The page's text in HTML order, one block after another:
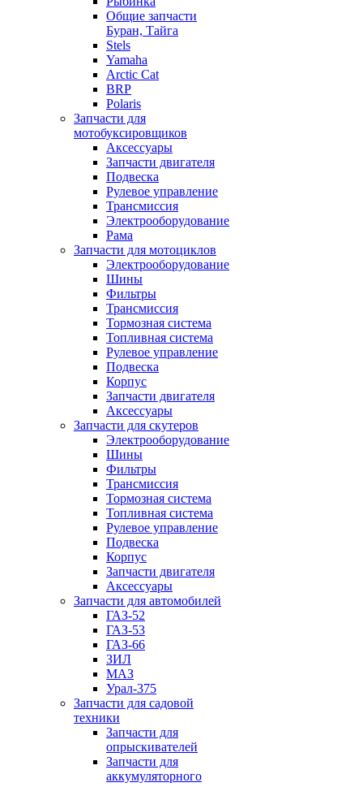
Общие запчасти
Буран, Тайга
Stels
Yamaha
Arctic Cat
BRP
Polaris
Запчасти для
мотобуксировщиков
Аксессуары
Запчасти двигателя
Подвеска
Рулевое управление
Трансмиссия
Электрооборудование
Рама
Запчасти для мотоциклов
Электрооборудование
Шины
Фильтры
Трансмиссия
Тормозная система
Топливная система
Рулевое управление
Подвеска
Корпус
Запчасти двигателя
Аксессуары
Запчасти для скутеров
Электрооборудование
Шины
Фильтры
Трансмиссия
Тормозная система
Топливная система
Рулевое управление
Подвеска
Корпус
Запчасти двигателя
Аксессуары
Запчасти для автомобилей
ГАЗ-52
ГАЗ-53
ГАЗ-66
ЗИЛ
МАЗ
Урал-375
Запчасти для садовой
техники
Запчасти для
опрыскивателей
Запчасти для
аккумуляторного